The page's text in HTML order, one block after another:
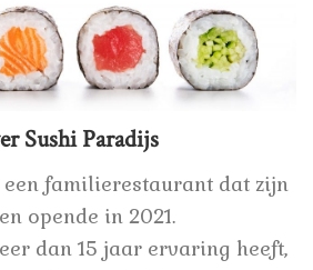
Sushi Paradijs
een familierestaurant dat zijn
opende in 2021.
dan 15 jaar ervaring heeft,